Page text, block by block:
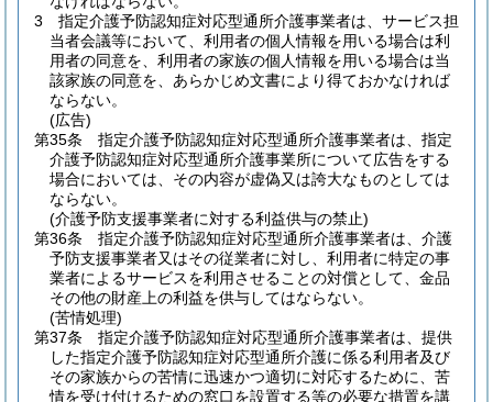
3
指定介護予防認知症対応型通所介護事業者は、サービス担
当者会議等において、利用者の個人情報を用いる場合は利
用者の同意を、利用者の家族の個人情報を用いる場合は当
該家族の同意を、あらかじめ文書により得ておかなければ
ならない。
(広告)
第35条
指定介護予防認知症対応型通所介護事業者は、指定
介護予防認知症対応型通所介護事業所について広告をする
場合においては、その内容が虚偽又は誇大なものとしては
ならない。
(介護予防支援事業者に対する利益供与の禁止)
第36条
指定介護予防認知症対応型通所介護事業者は、介護
予防支援事業者又はその従業者に対し、利用者に特定の事
業者によるサービスを利用させることの対償として、金品
その他の財産上の利益を供与してはならない。
(苦情処理)
第37条
指定介護予防認知症対応型通所介護事業者は、提供
した指定介護予防認知症対応型通所介護に係る利用者及び
その家族からの苦情に迅速かつ適切に対応するために、苦
情を受け付けるための窓口を設置する等の必要な措置を講